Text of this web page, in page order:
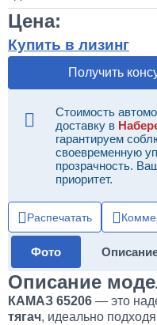
Цена:
Купить в лизинг
Получить
Стоимость
доставку в
гарантируем
своевременную
прозрачность.
приоритет.
Распечатать
Фото
Описание
КАМАЗ 65206 — это
тягач, идеально